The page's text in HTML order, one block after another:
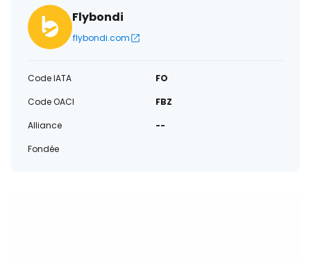
Flybondi
flybondi.com
Code IATA
FO
Code OACI
FBZ
Alliance
--
Fondée